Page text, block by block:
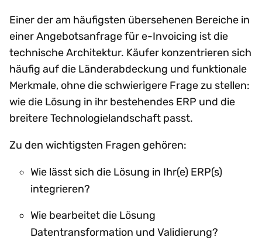
Einer der am häufigsten übersehenen Bereiche in
einer Angebotsanfrage für e-Invoicing ist die
technische Architektur. Käufer konzentrieren sich
häufig auf die Länderabdeckung und funktionale
Merkmale, ohne die schwierigere Frage zu stellen:
wie die Lösung in ihr bestehendes ERP und die
breitere Technologielandschaft passt.
Zu den wichtigsten Fragen gehören:
Wie lässt sich die Lösung in Ihr(e) ERP(s)
integrieren?
Wie bearbeitet die Lösung
Datentransformation und Validierung?